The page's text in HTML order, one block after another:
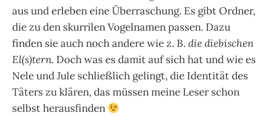
aus und erleben eine Überraschung. Es gibt Ordner,
die zu den skurrilen Vogelnamen passen. Dazu
finden sie auch noch andere wie z. B. die diebischen
El(s)tern. Doch was es damit auf sich hat und wie es
Nele und Jule schließlich gelingt, die Identität des
Täters zu klären, das müssen meine Leser schon
selbst herausfinden